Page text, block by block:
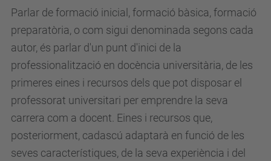
Parlar de formació inicial, formació bàsica, formació
preparatòria, o com sigui denominada segons cada
autor, és parlar d'un punt d'inici de la
professionalització en docència universitària, de les
primeres eines i recursos dels que pot disposar el
professorat universitari per emprendre la seva
carrera com a docent. Eines i recursos que,
posteriorment, cadascú adaptarà en funció de les
seves característiques, de la seva experiència i del